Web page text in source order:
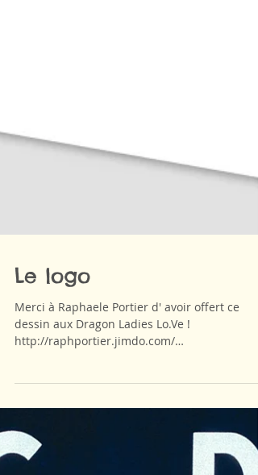
Le logo
Merci à Raphaele Portier d' avoir offert ce
http://raphportier.jimdo.com/
#dragonladieslove #ladieslove...